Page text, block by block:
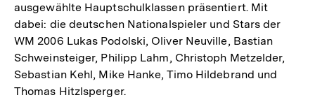
ausgewählte Hauptschulklassen präsentiert. Mit
dabei: die deutschen Nationalspieler und Stars der
WM 2006 Lukas Podolski, Oliver Neuville, Bastian
Schweinsteiger, Philipp Lahm, Christoph Metzelder,
Sebastian Kehl, Mike Hanke, Timo Hildebrand und
Thomas Hitzlsperger.